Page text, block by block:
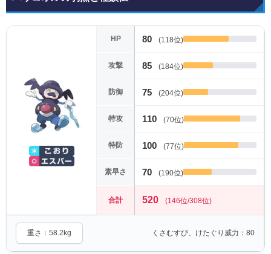
HP 80 (118位)
攻撃 85 (184位)
防御 75 (204位)
特攻 110 (70位)
特防 100 (77位)
素早さ 70 (190位)
合計 520 (146位/308位)
重さ：58.2kg くさむすび、けたぐり威力：80